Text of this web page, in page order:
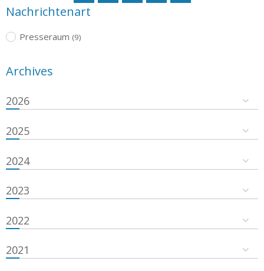
Nachrichtenart
Presseraum (9)
Archives
2026
2025
2024
2023
2022
2021